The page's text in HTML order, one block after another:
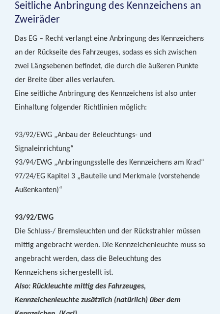
Seitliche Anbringung des Kennzeichens an
Zweiräder
Das EG – Recht verlangt eine Anbringung des Kennzeichens
an der Rückseite des Fahrzeuges, sodass es sich zwischen
zwei Längsebenen befindet, die durch die äußeren Punkte
der Breite über alles verlaufen.
Eine seitliche Anbringung des Kennzeichens ist also unter
Einhaltung folgender Richtlinien möglich:
93/92/EWG „Anbau der Beleuchtungs- und
Signaleinrichtung“
93/94/EWG „Anbringungsstelle des Kennzeichens am Krad“
97/24/EG Kapitel 3 „Bauteile und Merkmale (vorstehende
Außenkanten)“
93/92/EWG
Die Schluss-/ Bremsleuchten und der Rückstrahler müssen
mittig angebracht werden. Die Kennzeichenleuchte muss so
angebracht werden, dass die Beleuchtung des
Kennzeichens sichergestellt ist.
Also: Rückleuchte mittig des Fahrzeuges,
Kennzeichenleuchte zusätzlich (natürlich) über dem